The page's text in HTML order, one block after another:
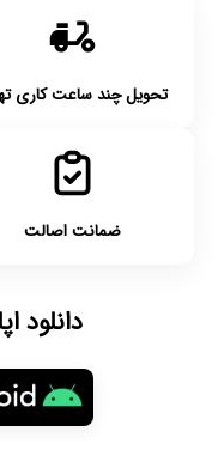
تحویل چند ساعت کاری
ضمانت اصالت
دانلود